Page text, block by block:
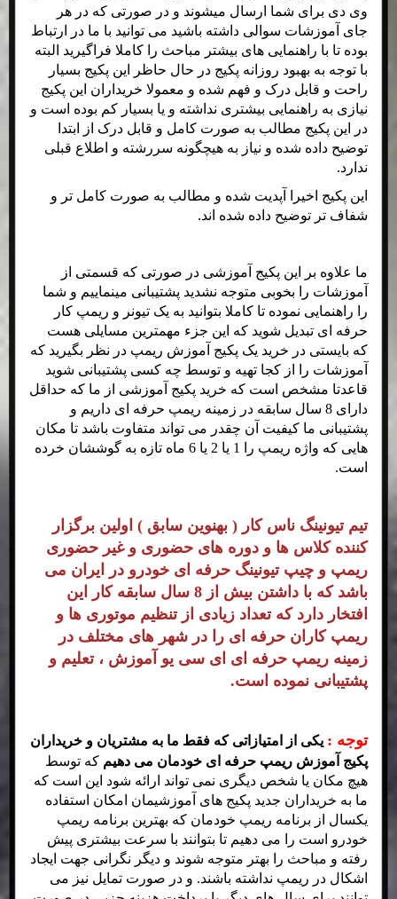
وی دی برای شما ارسال میشوند و در صورتی که در هر
جای آموزشات سوالی داشته باشید می توانید با ما در ارتباط
بوده تا با راهنمایی های بیشتر مباحث را کاملا فراگیرید البته
با توجه به بهبود روزانه پکیج در حال حاظر این پکیج بسیار
راحت و قابل درک و فهم شده و معمولا خریداران این پکیج
نیازی به راهنمایی بیشتری نداشته و یا بسیار کم بوده است و
در این پکیج مطالب به صورت کامل و قابل درک از ابتدا
توضیح داده شده و نیاز به هیچگونه سررشته و اطلاع قبلی
ندارد.
این پکیج اخیرا آپدیت شده و مطالب به صورت کامل تر و
شفاف تر توضیح داده شده اند.
ما علاوه بر این پکیج آموزشی در صورتی که قسمتی از
آموزشات را بخوبی متوجه نشدید پشتیبانی مینماییم و شما
را راهنمایی نموده تا کاملا بتوانید به یک تیونر و ریمپ کار
حرفه ای تبدیل شوید که این جزء مهمترین مسایلی هست
که بایستی در خرید یک پکیج آموزش ریمپ در نظر بگیرید که
آموزشات را از کجا تهیه و توسط چه کسی پشتیبانی شوید
قاعدتا مشخص است که خرید پکیج آموزشی از ما که حداقل
دارای 8 سال سابقه در زمینه ریمپ حرفه ای داریم و
پشتیبانی ما کیفیت آن چقدر می تواند متفاوت باشد تا مکان
هایی که واژه ریمپ را 1 یا 2 یا 6 ماه تازه به گوششان خرده
است.
تیم تیونینگ ناس کار ( بهنوین سابق ) اولین برگزار
کننده کلاس ها و دوره های حضوری و غیر حضوری
ریمپ و چیپ تیونینگ حرفه ای خودرو در ایران می
باشد که با داشتن بیش از 8 سال سابقه کار این
افتخار دارد که تعداد زیادی از تنظیم موتوری ها و
ریمپ کاران حرفه ای را در شهر های مختلف در
زمینه ریمپ حرفه ای ای سی یو آموزش ، تعلیم و
پشتیبانی نموده است.
توجه : یکی از امتیازاتی که فقط ما به مشتریان و خریداران
پکیج آموزش ریمپ حرفه ای خودمان می دهیم که توسط
هیچ مکان یا شخص دیگری نمی تواند ارائه شود این است که
ما به خریداران جدید پکیج های آموزشیمان امکان استفاده
یکسال از برنامه ریمپ خودمان که بهترین برنامه ریمپ
خودرو است را می دهیم تا بتوانند با سرعت بیشتری پیش
رفته و مباحث را بهتر متوجه شوند و دیگر نگرانی جهت ایجاد
اشکال در ریمپ نداشته باشند. و در صورت تمایل نیز می